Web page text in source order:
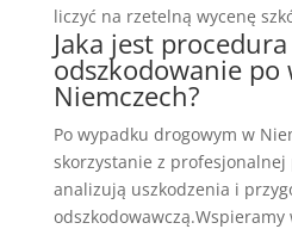
liczyć na rzetelną wycenę
Jaka jest
odszkodowanie po
Niemczech?
Po wypadku drogowym w
skorzystanie z profesjonalnej
analizują uszkodzenia i